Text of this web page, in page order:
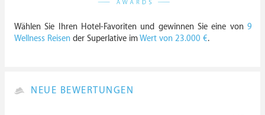
Wählen Sie Ihren Hotel-Favoriten und gewinnen Sie eine von 9
Wellness Reisen der Superlative imWert von 23.000 €.
NEUE BEWERTUNGEN